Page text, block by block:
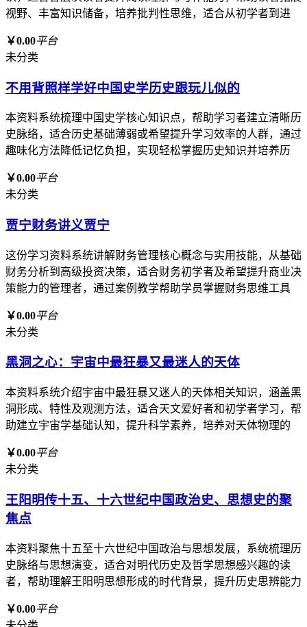
视野、丰富知识储备，培养批判性思维，适合从初学者到进
￥0.00平台
未分类
不用背照样学好中国史学历史跟玩儿似的
本资料系统梳理中国史学核心知识点，帮助学习者建立清晰历
史脉络，适合历史基础薄弱或希望提升学习效率的人群，通过
趣味化方法降低记忆负担，实现轻松掌握历史知识并培养历
￥0.00平台
未分类
贾宁财务讲义贾宁
这份学习资料系统讲解财务管理核心概念与实用技能，从基础
财务分析到高级投资决策，适合财务初学者及希望提升商业决
策能力的管理者，通过案例教学帮助学员掌握财务思维工具
￥0.00平台
未分类
黑洞之心：宇宙中最狂暴又最迷人的天体
本资料系统介绍宇宙中最狂暴又迷人的天体相关知识，涵盖黑
洞形成、特性及观测方法，适合天文爱好者和初学者学习，帮
助建立宇宙学基础认知，提升科学素养，培养对天体物理的
￥0.00平台
未分类
王阳明传十五、十六世纪中国政治史、思想史的聚
焦点
本资料聚焦十五至十六世纪中国政治与思想发展，系统梳理历
史脉络与思想演变，适合对明代历史及哲学思想感兴趣的读
者，帮助理解王阳明思想形成的时代背景，提升历史思辨能力
￥0.00平台